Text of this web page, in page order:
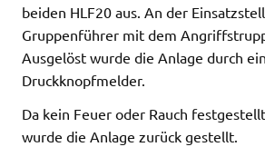
beiden HLF20 aus. An der
Gruppenführer mit dem
Ausgelöst wurde die Anlage durch
Druckknopfmelder.
Da kein Feuer oder Rauch
wurde die Anlage zurück gestellt.